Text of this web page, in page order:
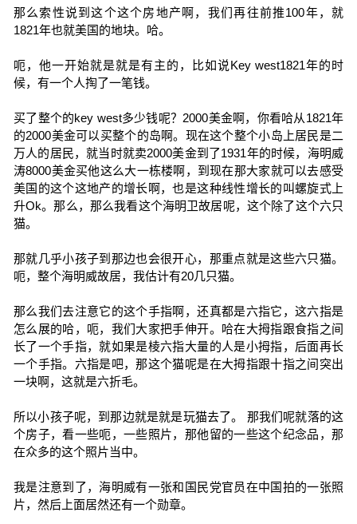
那么索性说到这个这个房地产啊，我们再往前推100年，就
1821年也就美国的地块。哈。
呃，他一开始就是就是有主的，比如说Key west1821年的时
候，有一个人掏了一笔钱。
买了整个的key west多少钱呢？2000美金啊，你看哈从1821年
的2000美金可以买整个的岛啊。现在这个整个小岛上居民是二
万人的居民，就当时就卖2000美金到了1931年的时候，海明威
涛8000美金买他这么大一栋楼啊，到现在那大家就可以去感受
美国的这个这地产的增长啊，也是这种线性增长的叫螺旋式上
升Ok。那么，那么我看这个海明卫故居呢，这个除了这个六只
猫。
那就几乎小孩子到那边也会很开心，那重点就是这些六只猫。
呃，整个海明威故居，我估计有20几只猫。
那么我们去注意它的这个手指啊，还真都是六指它，这六指是
怎么展的哈，呃，我们大家把手伸开。哈在大拇指跟食指之间
长了一个手指，就如果是棱六指大量的人是小拇指，后面再长
一个手指。六指是吧，那这个猫呢是在大拇指跟十指之间突出
一块啊，这就是六折毛。
所以小孩子呢，到那边就是就是玩猫去了。 那我们呢就落的这
个房子，看一些呃，一些照片，那他留的一些这个纪念品，那
在众多的这个照片当中。
我是注意到了，海明威有一张和国民党官员在中国拍的一张照
片，然后上面居然还有一个勋章。